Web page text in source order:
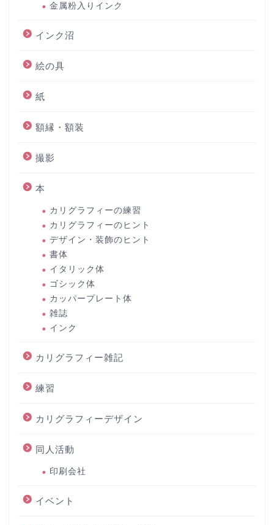
金属粉入りインク
インク沼
絵の具
紙
額縁・額装
撮影
本
カリグラフィーの練習
カリグラフィーのヒント
デザイン・装飾のヒント
書体
イタリック体
ゴシック体
カッパープレート体
雑誌
インク
カリグラフィー雑記
練習
カリグラフィーデザイン
同人活動
印刷会社
イベント